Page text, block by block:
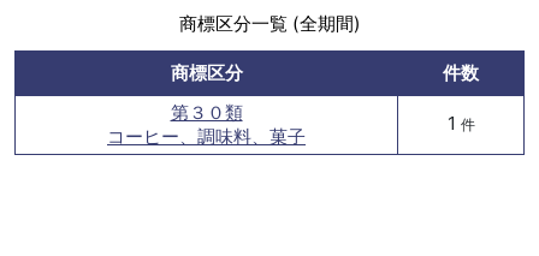
商標区分一覧 (全期間)
商標区分
件数
第３０類
コーヒー、調味料、菓子
1 件